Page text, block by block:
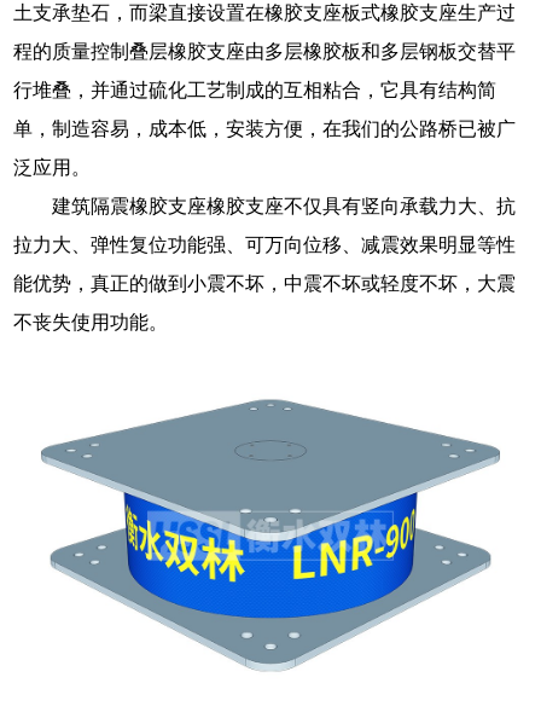
土支承垫石，而梁直接设置在橡胶支座板式橡胶支座生产过
程的质量控制叠层橡胶支座由多层橡胶板和多层钢板交替平
行堆叠，并通过硫化工艺制成的互相粘合，它具有结构简
单，制造容易，成本低，安装方便，在我们的公路桥已被广
泛应用。
建筑隔震橡胶支座橡胶支座不仅具有竖向承载力大、抗
拉力大、弹性复位功能强、可万向位移、减震效果明显等性
能优势，真正的做到小震不坏，中震不坏或轻度不坏，大震
不丧失使用功能。